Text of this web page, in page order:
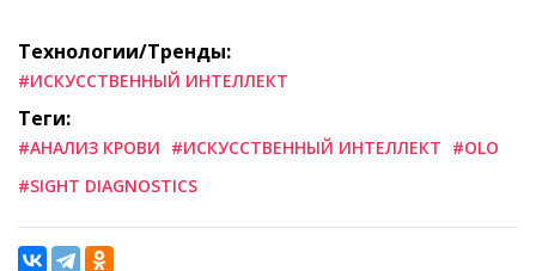
Технологии/Тренды:
#ИСКУССТВЕННЫЙ ИНТЕЛЛЕКТ
Теги:
#АНАЛИЗ КРОВИ #ИСКУССТВЕННЫЙ ИНТЕЛЛЕКТ #OLO
#SIGHT DIAGNOSTICS